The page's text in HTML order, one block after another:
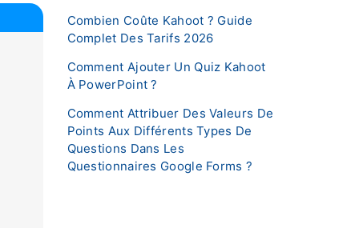
Combien Coûte Kahoot ? Guide
Complet Des Tarifs 2026
Comment Ajouter Un Quiz Kahoot
À PowerPoint ?
Comment Attribuer Des Valeurs De
Points Aux Différents Types De
Questions Dans Les
Questionnaires Google Forms ?